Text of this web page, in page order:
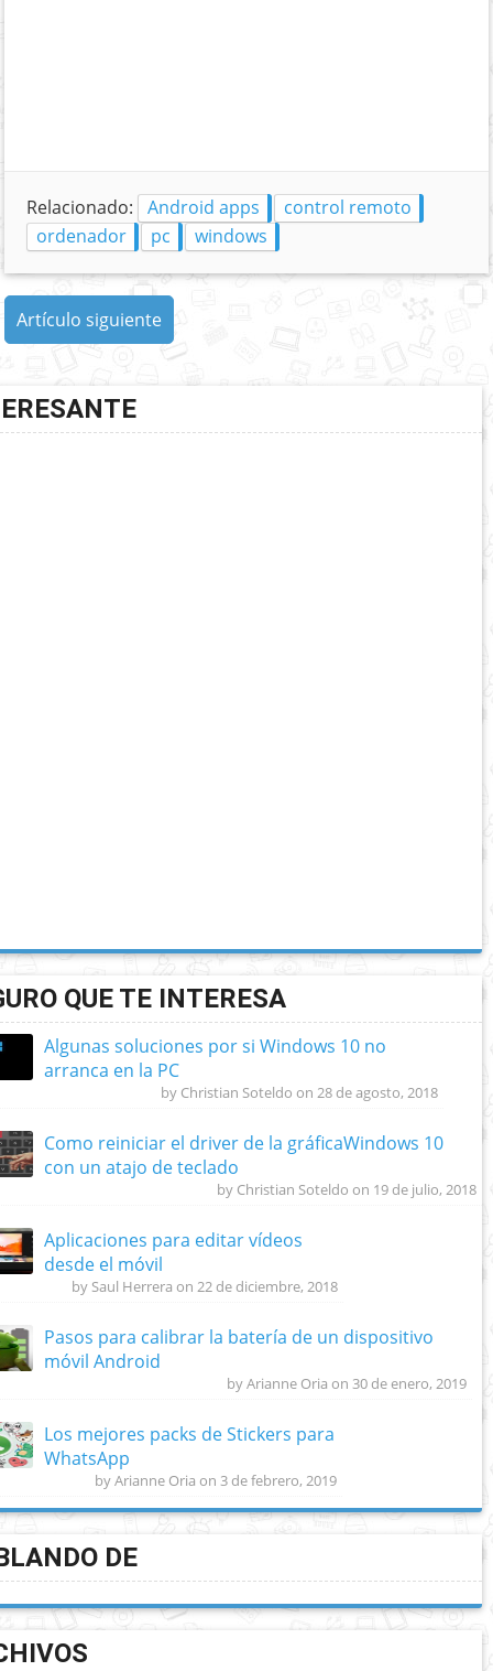
Relacionado: Android apps
control remoto
ordenador
pc windows
Artículo siguiente
QUE TE INTERESA
Algunas soluciones por si Windows 10 no
arranca en la PC
by Christian Soteldo on 28 de agosto, 2018
Como reiniciar el driver de la gráficaWindows 10
con un atajo de teclado
by Christian Soteldo on 19 de julio, 2018
Aplicaciones para editar vídeos
desde el móvil
by Saul Herrera on 22 de diciembre, 2018
Pasos para calibrar la batería de un dispositivo
móvil Android
by Arianne Oria on 30 de enero, 2019
Los mejores packs de Stickers para
WhatsApp
by Arianne Oria on 3 de febrero, 2019
DE